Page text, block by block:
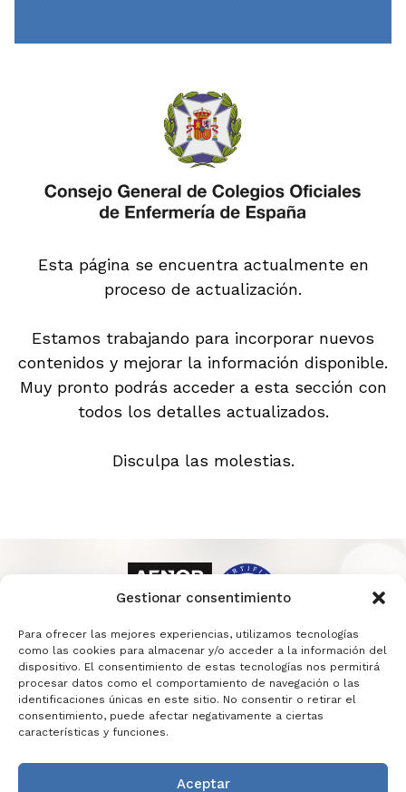
Gestionar consentimiento
Para ofrecer las mejores experiencias, utilizamos tecnologías
como las cookies para almacenar y/o acceder a la información del
dispositivo. El consentimiento de estas tecnologías nos permitirá
procesar datos como el comportamiento de navegación o las
identificaciones únicas en este sitio. No consentir o retirar el
consentimiento, puede afectar negativamente a ciertas
características y funciones.
Aceptar
Esta página se encuentra actualmente en
proceso de actualización.
Estamos trabajando para incorporar nuevos
contenidos y mejorar la información disponible.
Muy pronto podrás acceder a esta sección con
todos los detalles actualizados.
Disculpa las molestias.